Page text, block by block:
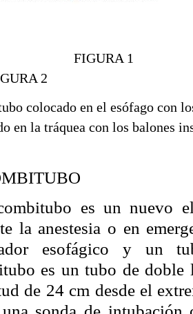
2
colocado en el esófago
en la tráquea con los balones
es un nuevo
la anestesia o en
esofágico y un
es un tubo de
de 24 cm desde el